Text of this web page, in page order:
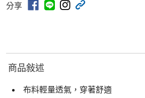
分享
商品敍述
布料輕量透氣，穿著舒適